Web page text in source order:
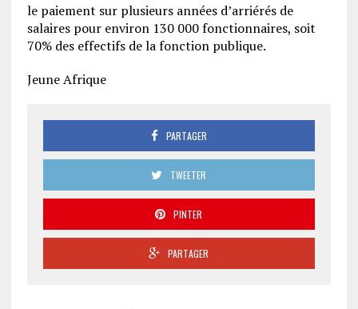
le paiement sur plusieurs années d’arriérés de
salaires pour environ 130 000 fonctionnaires, soit
70% des effectifs de la fonction publique.
Jeune Afrique
PARTAGER
TWEETER
PINTER
PARTAGER